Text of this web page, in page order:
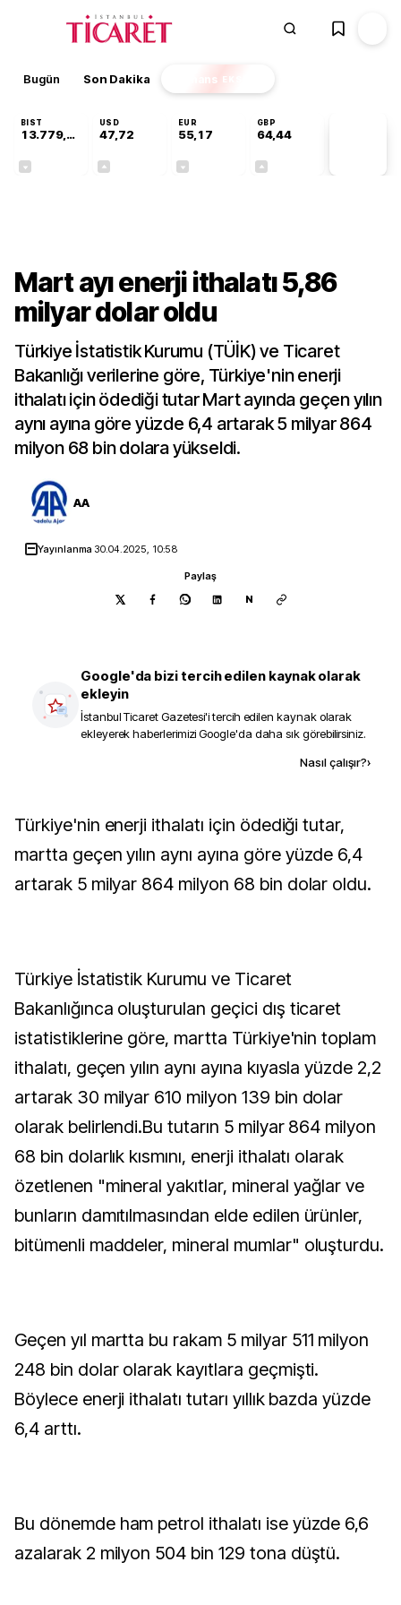
Bugün Son Dakika Finans EKSTRA
BIST
13.779,39
USD
47,72
EUR
55,17
GBP
64,44
Mart ayı enerji ithalatı 5,86
milyar dolar oldu
Türkiye İstatistik Kurumu (TÜİK) ve Ticaret
Bakanlığı verilerine göre, Türkiye'nin enerji
ithalatı için ödediği tutar Mart ayında geçen yılın
aynı ayına göre yüzde 6,4 artarak 5 milyar 864
milyon 68 bin dolara yükseldi.
AA
Yayınlanma 30.04.2025, 10:58
Paylaş
N
Google'da bizi tercih edilen kaynak olarak
ekleyin
İstanbul Ticaret Gazetesi'i tercih edilen kaynak olarak
ekleyerek haberlerimizi Google'da daha sık görebilirsiniz.
Nasıl çalışır?›
Türkiye'nin enerji ithalatı için ödediği tutar,
martta geçen yılın aynı ayına göre yüzde 6,4
artarak 5 milyar 864 milyon 68 bin dolar oldu.
Türkiye İstatistik Kurumu ve Ticaret
Bakanlığınca oluşturulan geçici dış ticaret
istatistiklerine göre, martta Türkiye'nin toplam
ithalatı, geçen yılın aynı ayına kıyasla yüzde 2,2
artarak 30 milyar 610 milyon 139 bin dolar
olarak belirlendi.Bu tutarın 5 milyar 864 milyon
68 bin dolarlık kısmını, enerji ithalatı olarak
özetlenen "mineral yakıtlar, mineral yağlar ve
bunların damıtılmasından elde edilen ürünler,
bitümenli maddeler, mineral mumlar" oluşturdu.
Geçen yıl martta bu rakam 5 milyar 511 milyon
248 bin dolar olarak kayıtlara geçmişti.
Böylece enerji ithalatı tutarı yıllık bazda yüzde
6,4 arttı.
Bu dönemde ham petrol ithalatı ise yüzde 6,6
azalarak 2 milyon 504 bin 129 tona düştü.